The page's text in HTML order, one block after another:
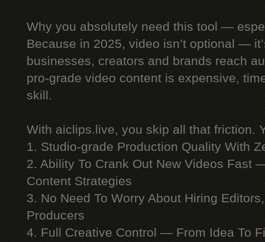
Why you absolutely need this tool —
Because in 2025, video isn’t optional —
businesses, creators and brands reach
pro-grade video content is expensive,
skill.
With aiclips.live, you skip all that friction.
1. Studio-grade Production Quality With
2. Ability To Crank Out New Videos Fast
Content Strategies
3. No Need To Worry About Hiring
Producers
4. Full Creative Control — From Idea To